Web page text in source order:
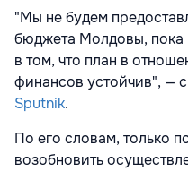
"Мы не будем
бюджета Молдовы,
в том, что план в
финансов устойчив", —
Sputnik.
По его словам, только
возобновить